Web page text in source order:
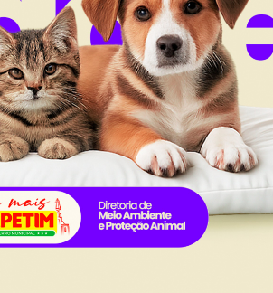
Carta de Serviços
Ouvidoria e Serviço de